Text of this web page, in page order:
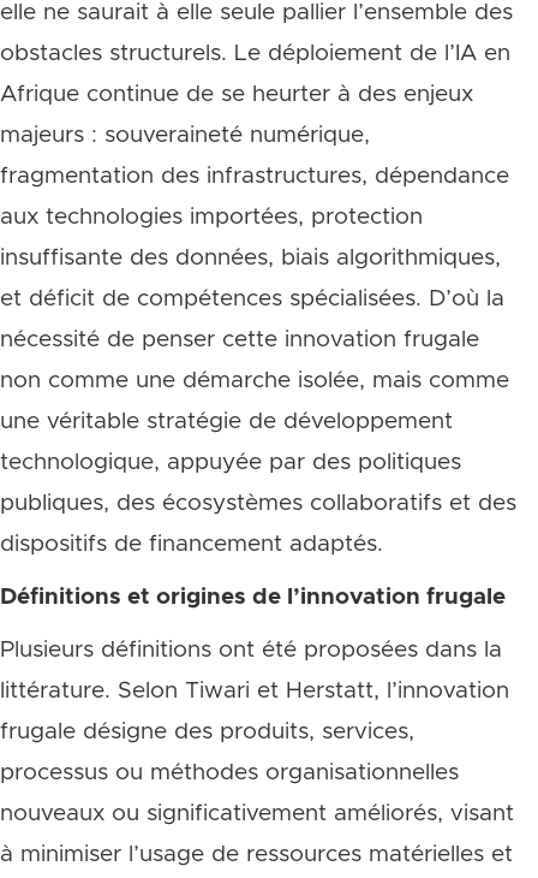
elle ne saurait à elle seule pallier l’ensemble des
obstacles structurels. Le déploiement de l’IA en
Afrique continue de se heurter à des enjeux
majeurs : souveraineté numérique,
fragmentation des infrastructures, dépendance
aux technologies importées, protection
insuffisante des données, biais algorithmiques,
et déficit de compétences spécialisées. D’où la
nécessité de penser cette innovation frugale
non comme une démarche isolée, mais comme
une véritable stratégie de développement
technologique, appuyée par des politiques
publiques, des écosystèmes collaboratifs et des
dispositifs de financement adaptés.
Définitions et origines de l’innovation frugale
Plusieurs définitions ont été proposées dans la
littérature. Selon Tiwari et Herstatt, l’innovation
frugale désigne des produits, services,
processus ou méthodes organisationnelles
nouveaux ou significativement améliorés, visant
à minimiser l’usage de ressources matérielles et